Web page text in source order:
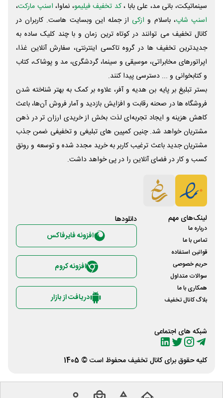
سینماتیکت، بانی مد، علی‌ بابا ،کد تخفیف فیلیمو، نماوا، اسنپ مارکت،
اسنپ شاپ، باسلام و ازکی از جمله این وبسایت ‌هاست. کاربران در
کانال تخفیف می توانند در کوتاه ترین زمان و با چند کلیک ساده به
جدیدترین تخفیف ها در گروه تاکسی اینترنتی، سفارش آنلاین غذا،
اپراتورهای مخابراتی، موسیقی و سینما، گردشگری، مد و پوشاک، کتاب
و کتابخوانی و ... دسترسی پیدا کنند.
بستر تبلیغ بر پایه بن هدیه و آفر، علاوه بر کمک به بهتر شناخته شدن
فروشگاه ها در صحنه رقابت و افزایش بازدید و آمار فروش آن‌ها، باعث
کاهش هزینه و ایجاد تجربه‌ای لذت بخش از خریدی ارزان تر در ذهن
مشتریان خواهد شد. چنین کمپین های تبلیغی و تخفیفی ضمن جذب
مشتریان جدید باعث ترغیب کاربر به خرید مجدد شده و توسعه و رونق
کسب و کار در فضای آنلاین را در پی خواهد داشت.
لینک‌های مهم
درباره ما
تماس با ما
قوانین استفاده
حریم خصوصی
سوالات متداول
همکاری با ما
بلاگ کانال تخفیف
شبکه های اجتماعی
دانلود‌ها
افزونه فایرفاکس
افزونه کروم
دریافت از بازار
کلیه حقوق برای کانال تخفیفمحفوظ است © 1405